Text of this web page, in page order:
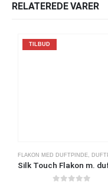
RELATEREDE VARER
TILBUD
FLAKON MED DUFTPINDE DUFTPINDE